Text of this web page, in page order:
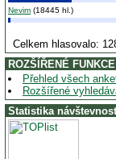
Nevim (18445 hl.)
Celkem hlasovalo:
ROZŠÍŘENÉ FUNKCE
Přehled všech
Rozšířené
Statistika